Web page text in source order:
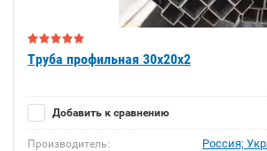
Труба профильная 30х20х2
Добавить к сравнению
Производитель: Россия;